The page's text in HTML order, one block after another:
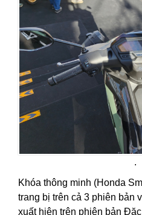
.
Khóa thông minh (Honda
trang bị trên cả 3 phiên bản
xuất hiện trên phiên bản